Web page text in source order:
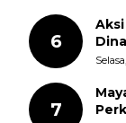
6
dan
7